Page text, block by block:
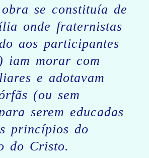
se constituía de
onde fraternistas
aos participantes
iam morar com
e adotavam
(ou sem
serem educadas
princípios do
do Cristo.